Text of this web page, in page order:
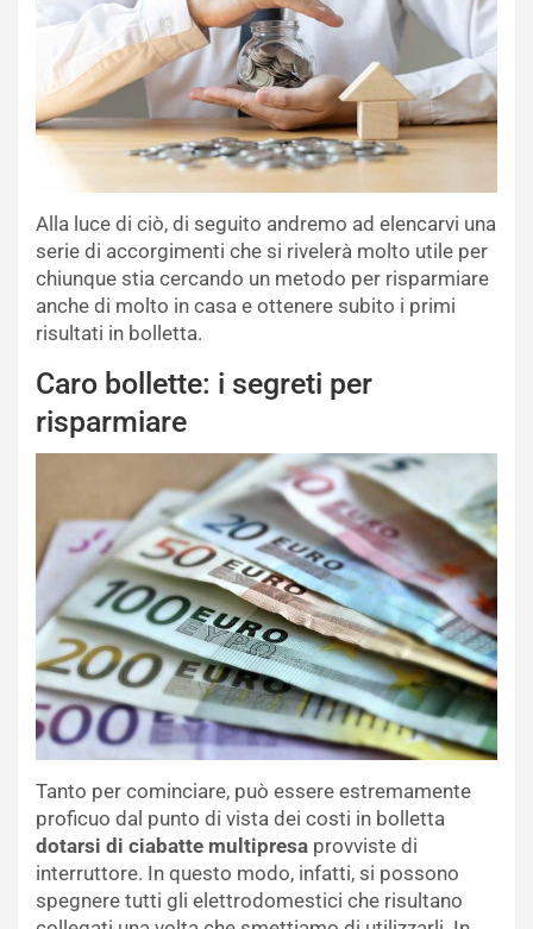
Alla luce di ciò, di seguito andremo ad elencarvi una
serie di accorgimenti che si rivelerà molto utile per
chiunque stia cercando un metodo per risparmiare
anche di molto in casa e ottenere subito i primi
risultati in bolletta.
Caro bollette: i segreti per
risparmiare
Tanto per cominciare, può essere estremamente
proficuo dal punto di vista dei costi in bolletta
dotarsi di ciabatte multipresa provviste di
interruttore. In questo modo, infatti, si possono
spegnere tutti gli elettrodomestici che risultano